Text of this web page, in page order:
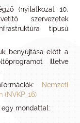
(nyilatkozat 10.
szervezetek
típusú
benyújtása előtt a
illetve
Nemzeti
egy mondattal: